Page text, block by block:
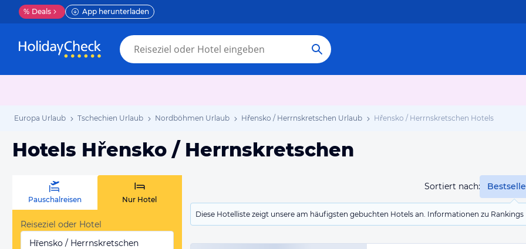
% Deals App herunterladen
Europa Urlaub Tschechien Urlaub Nordböhmen Urlaub Hřensko / Herrnskretschen Urlaub Hřensko / Herrnskretschen Hotels
Hotels Hřensko / Herrnskretschen
Sortiert nach:
Diese Hotelliste zeigt unsere am häufigsten gebuchten Hotels an. Informationen zu
Pauschalreisen Nur Hotel
Reiseziel oder Hotel
Hřensko / Herrnskretschen